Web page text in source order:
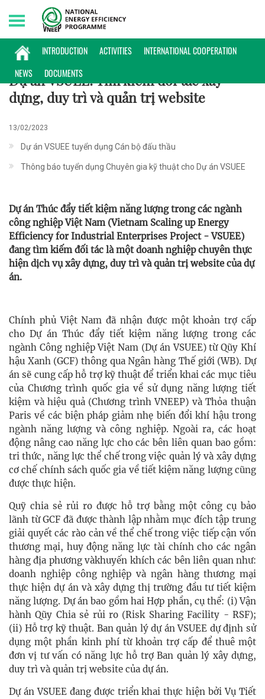
INTRODUCTION ACTIVITIES
INTERNATIONAL COOPERATION
NEWS
DOCUMENTS
Friday, 07/08/2026 | 04:11 GMT+7
HOẠT ĐỘNG
Dự án VSUEE: Tìm kiếm đối tác xây
dựng, duy trì và quản trị website
13/02/2023
Dự án VSUEE tuyển dụng Cán bộ đấu thầu
Thông báo tuyển dụng Chuyên gia kỹ thuật cho Dự án VSUEE
Dự án Thúc đẩy tiết kiệm năng lượng trong các ngành
công nghiệp Việt Nam (Vietnam Scaling up Energy
Efficiency for Industrial Enterprises Project - VSUEE)
đang tìm kiếm đối tác là một doanh nghiệp chuyên thực
hiện dịch vụ xây dựng, duy trì và quản trị website của dự
án.
Chính phủ Việt Nam đã nhận được một khoản trợ cấp
cho Dự án Thúc đẩy tiết kiệm năng lượng trong các
ngành Công nghiệp Việt Nam (Dự án VSUEE) từ Qũy Khí
hậu Xanh (GCF) thông qua Ngân hàng Thế giới (WB). Dự
án sẽ cung cấp hỗ trợ kỹ thuật để triển khai các mục tiêu
của Chương trình quốc gia về sử dụng năng lượng tiết
kiệm và hiệu quả (Chương trình VNEEP) và Thỏa thuận
Paris về các biện pháp giảm nhẹ biến đổi khí hậu trong
ngành năng lượng và công nghiệp. Ngoài ra, các hoạt
động nâng cao năng lực cho các bên liên quan bao gồm:
tri thức, năng lực thể chế trong việc quản lý và xây dựng
cơ chế chính sách quốc gia về tiết kiệm năng lượng cũng
được thực hiện.
Quỹ chia sẻ rủi ro được hỗ trợ bằng một công cụ bảo
lãnh từ GCF đã được thành lập nhằm mục đích tập trung
giải quyết các rào cản về thể chế trong việc tiếp cận vốn
thương mại, huy động năng lực tài chính cho các ngân
hàng địa phương vàkhuyến khích các bên liên quan như:
doanh nghiệp công nghiệp và ngân hàng thương mại
thực hiện dự án và xây dựng thị trường đầu tư tiết kiệm
năng lượng. Dự án bao gồm hai Hợp phần, cụ thể: (i) Vận
hành Qũy Chia sẻ rủi ro (Risk Sharing Facility - RSF);
(ii) Hỗ trợ kỹ thuật. Ban quản lý dự án VSUEE dự định sử
dụng một phần kinh phí từ khoản trợ cấp để thuê một
đơn vị tư vấn có năng lực hỗ trợ Ban quản lý xây dựng,
duy trì và quản trị website của dự án.
Dự án VSUEE đang được triển khai thực hiện bởi Vụ Tiết